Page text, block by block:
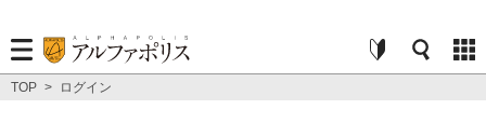
TOP > ログイン